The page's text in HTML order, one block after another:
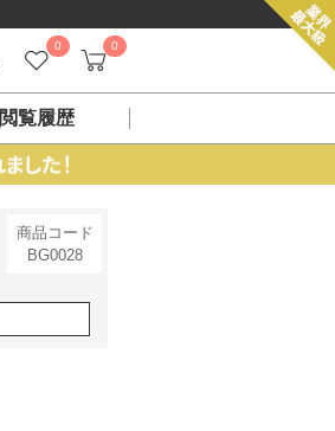
0 0
閲覧履歴
商品コード
BG0028